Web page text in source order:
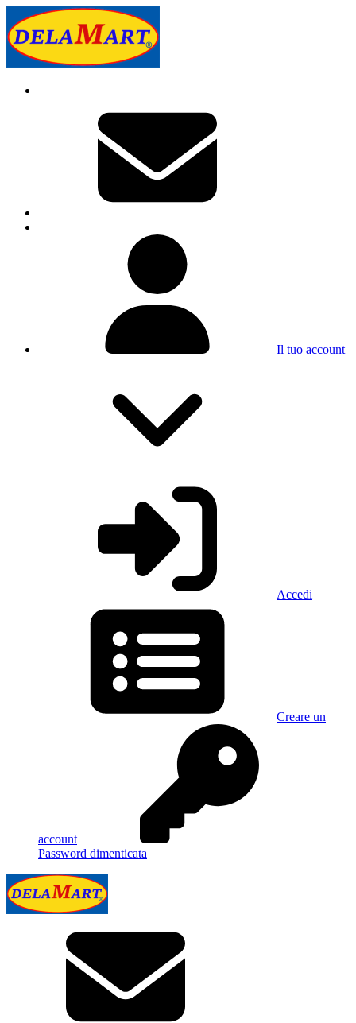
Il tuo account
Accedi
Creare un
account
Password dimenticata